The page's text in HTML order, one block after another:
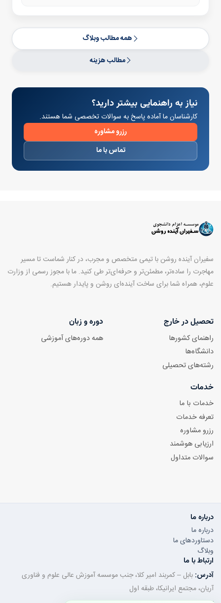
همه مطالب وبلاگ
مطالب هزینه
نیاز به راهنمایی بیشتر دارید؟
کارشناسان ما آماده پاسخ به سوالات تخصصی شما هستند.
رزرو مشاوره
تماس با ما
سفیران آینده روشن با تیمی متخصص و مجرب، در کنار شماست تا مسیر
مهاجرت را ساده‌تر، مطمئن‌تر و حرفه‌ای‌تر طی کنید. ما با مجوز رسمی از وزارت
علوم، همراه شما برای ساخت آینده‌ای روشن و پایدار هستیم.
تحصیل در خارج
راهنمای کشورها
دانشگاه‌ها
رشته‌های تحصیلی
دوره و زبان
همه دوره‌های آموزشی
خدمات
خدمات با ما
تعرفه خدمات
رزرو مشاوره
ارزیابی هوشمند
سوالات متداول
درباره ما
درباره ما
دستاوردهای ما
وبلاگ
ارتباط با ما
آدرس: بابل – کمربند امیر کلا، جنب موسسه آموزش عالی علوم و فناوری
آریان، مجتمع ایرانیکا، طبقه اول